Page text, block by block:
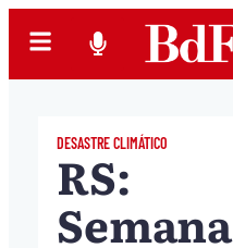
DESASTRE CLIMÁTICO
RS:
Semana